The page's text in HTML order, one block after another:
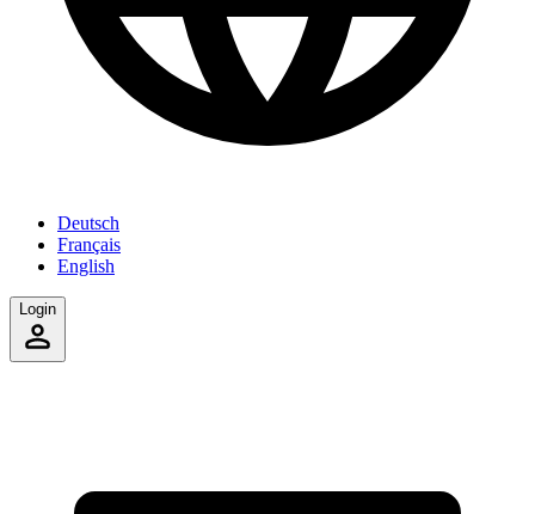
Deutsch
Français
English
Login